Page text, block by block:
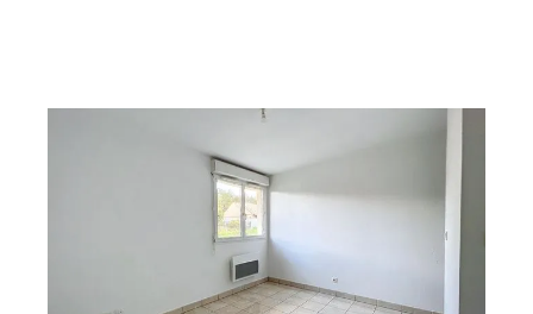
, 1 pièce
Appartement F1 à louer
par mois charges comprises